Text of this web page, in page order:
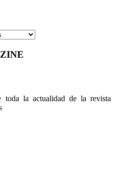
toda la actualidad de la revista